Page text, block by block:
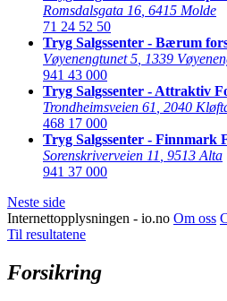
Romsdalsgata 16 6415 Molde
71 24 52 50
Tryg Salgssenter - Bærum
Vøyenengtunet 5 1339
941 43 000
Tryg Salgssenter - Attraktiv
Trondheimsveien 61 2040
468 17 000
Tryg Salgssenter - Finnmark
Sorenskriverveien 11 9513 Alta
941 37 000
Neste side
Internettopplysningen - io.no Om oss
Til resultatene
Forsikring